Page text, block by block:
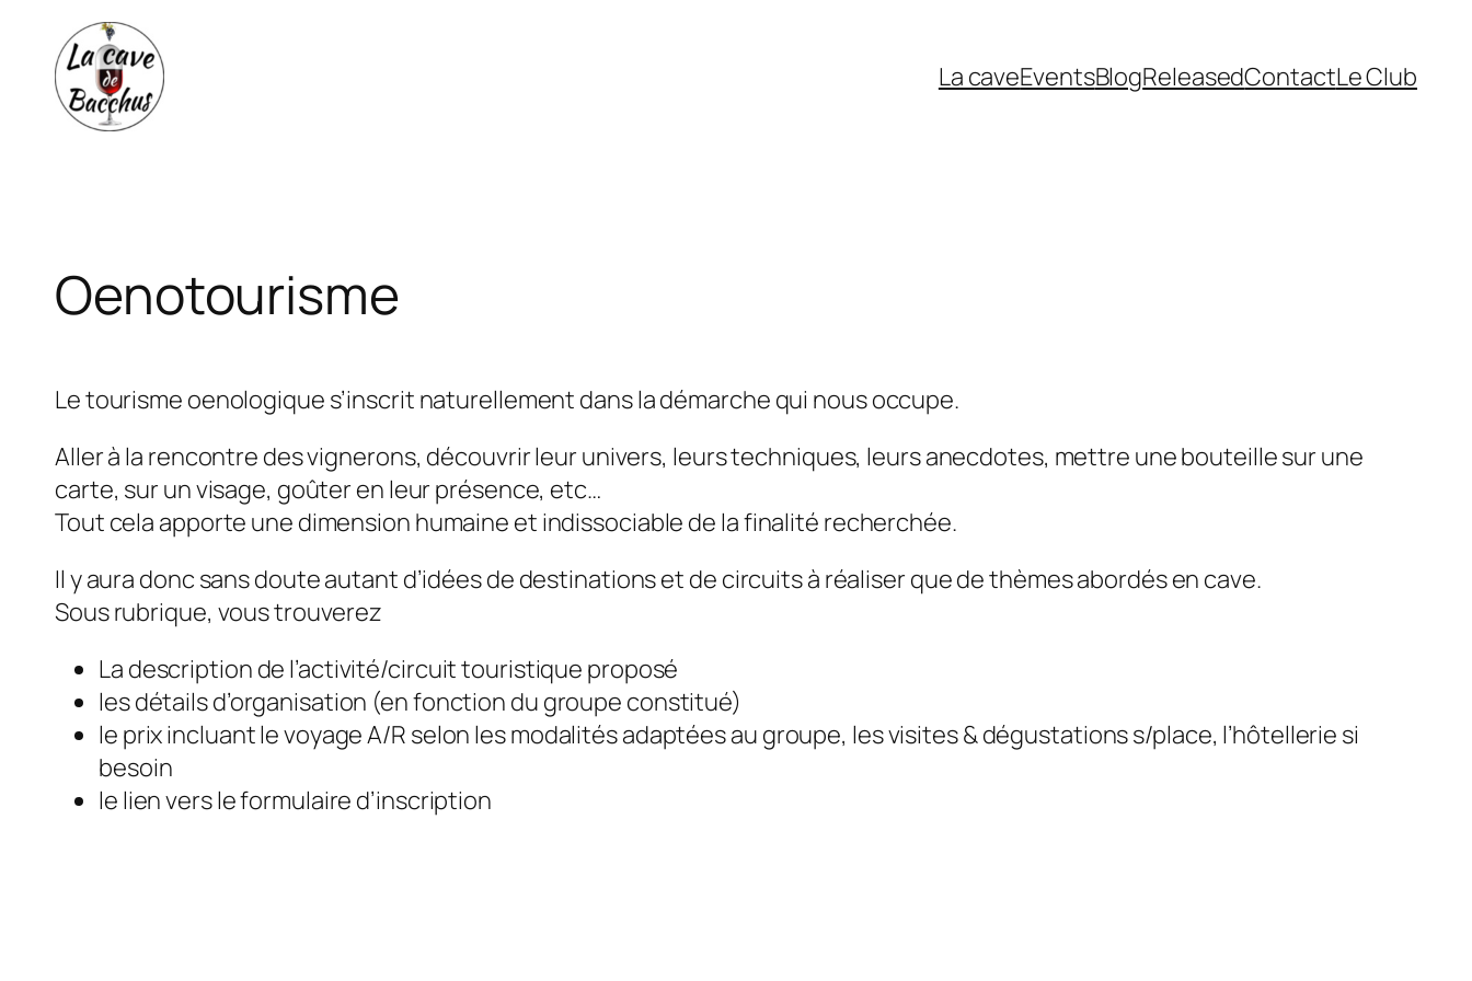
contenu
La caveEventsBlogReleasedContactLe Club
Oenotourisme
Le tourisme oenologique s’inscrit naturellement dans la démarche qui nous occupe.
Aller à la rencontre des vignerons, découvrir leur univers, leurs techniques, leurs anecdotes, mettre une bouteille sur une
carte, sur un visage, goûter en leur présence, etc…
Tout cela apporte une dimension humaine et indissociable de la finalité recherchée.
Il y aura donc sans doute autant d’idées de destinations et de circuits à réaliser que de thèmes abordés en cave.
Sous rubrique, vous trouverez
La description de l’activité/circuit touristique proposé
les détails d’organisation (en fonction du groupe constitué)
le prix incluant le voyage A/R selon les modalités adaptées au groupe, les visites & dégustations s/place, l’hôtellerie si
besoin
le lien vers le formulaire d’inscription